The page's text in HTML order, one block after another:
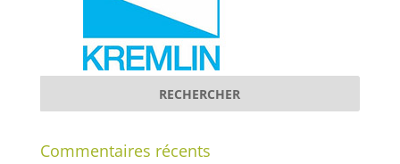
Commentaires récents